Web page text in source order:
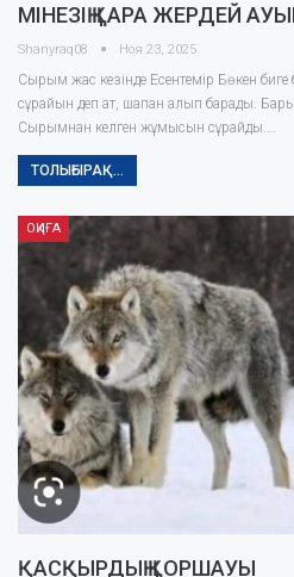
МІНЕЗІҢ ҚАРА ЖЕРДЕЙ
Shanyraq08 Ноя 23, 2025
Сырым жас кезінде Есентемір Бөкен
сұрайын деп ат, шапан алып барады. Барып
Сырымнан келген жұмысын сұрайды.…
ТОЛЫҒЫРАҚ...
ОҚИҒА
ҚАСҚЫРДЫҢ ҚОРШАУЫ